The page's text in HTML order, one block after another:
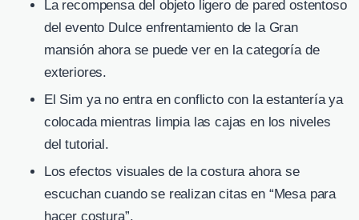
La recompensa del objeto ligero de pared ostentoso
del evento Dulce enfrentamiento de la Gran
mansión ahora se puede ver en la categoría de
exteriores.
El Sim ya no entra en conflicto con la estantería ya
colocada mientras limpia las cajas en los niveles
del tutorial.
Los efectos visuales de la costura ahora se
escuchan cuando se realizan citas en “Mesa para
hacer costura”.